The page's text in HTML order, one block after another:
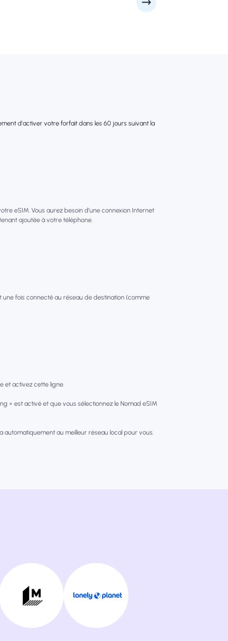
d'activer votre forfait dans les 60 jours suivant la
eSIM. Vous aurez besoin d’une connexion Internet
ajoutée à votre téléphone.
fois connecté au réseau de destination (comme
et activez cette ligne.
» est activé et que vous sélectionnez le Nomad eSIM
automatiquement au meilleur réseau local pour vous.